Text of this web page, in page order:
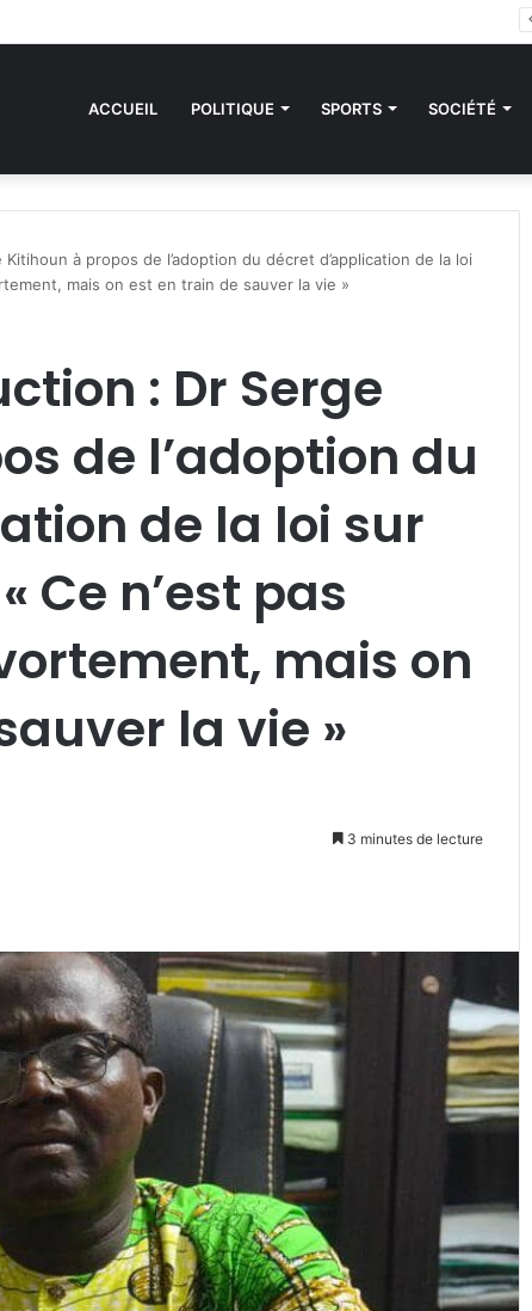
des sanctions de la CEDEAO : Le Bénin tend la main au Niger
ACCUEIL POLITIQUE SPORTS SOCIÉTÉ
à propos de l’adoption du décret d’application de la loi
mais on est en train de sauver la vie »
: Dr Serge
de l’adoption du
de la loi sur
Ce n’est pas
mais on
la vie »
3 minutes de lecture